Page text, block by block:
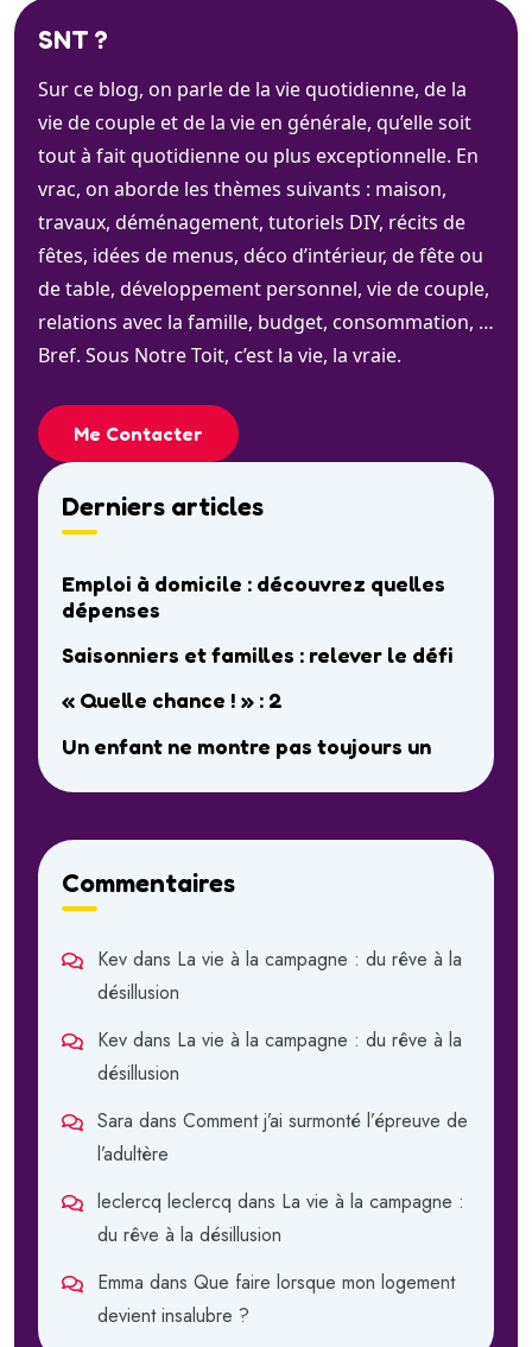
SNT ?
Sur ce blog, on parle de la vie quotidienne, de la
vie de couple et de la vie en générale, qu’elle soit
tout à fait quotidienne ou plus exceptionnelle. En
vrac, on aborde les thèmes suivants : maison,
travaux, déménagement, tutoriels DIY, récits de
fêtes, idées de menus, déco d’intérieur, de fête ou
de table, développement personnel, vie de couple,
relations avec la famille, budget, consommation, …
Bref. Sous Notre Toit, c’est la vie, la vraie.
Me Contacter
Derniers articles
Emploi à domicile : découvrez quelles
dépenses
Saisonniers et familles : relever le défi
« Quelle chance ! » : 2
Un enfant ne montre pas toujours un
Commentaires
Kev dans La vie à la campagne : du rêve à la
désillusion
Kev dans La vie à la campagne : du rêve à la
désillusion
Sara dans Comment j’ai surmonté l’épreuve de
l’adultère
leclercq leclercq dans La vie à la campagne :
du rêve à la désillusion
Emma dans Que faire lorsque mon logement
devient insalubre ?